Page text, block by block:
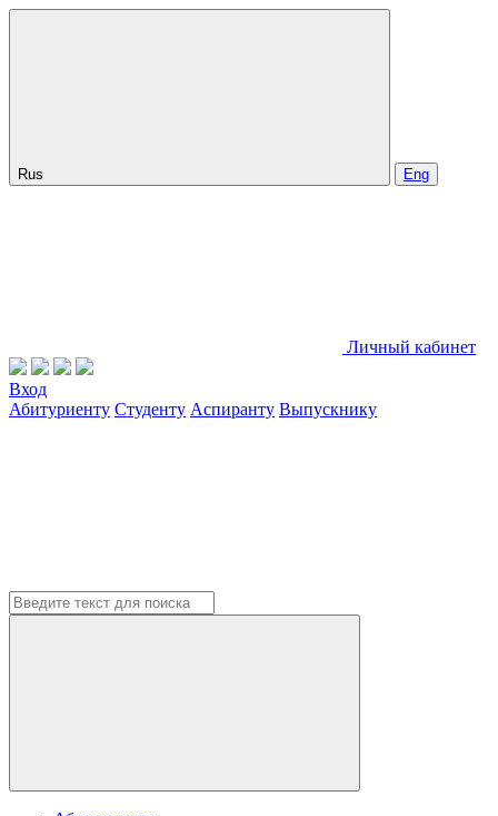
Rus Eng
Личный кабинет
Вход
Абитуриенту Студенту Аспиранту Выпускнику